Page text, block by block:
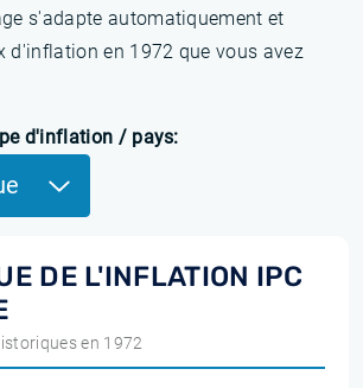
s'adapte automatiquement et
d'inflation en 1972 que vous avez
d'inflation / pays:
DE L'INFLATION IPC
en 1972